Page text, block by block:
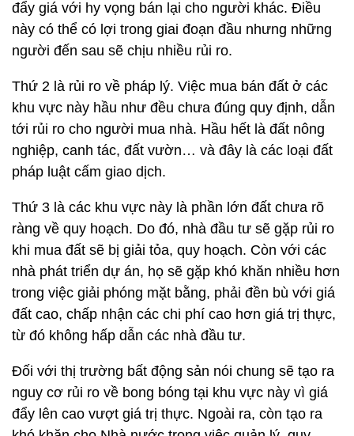
đẩy giá với hy vọng bán lại cho người khác. Điều
này có thể có lợi trong giai đoạn đầu nhưng những
người đến sau sẽ chịu nhiều rủi ro.
Thứ 2 là rủi ro về pháp lý. Việc mua bán đất ở các
khu vực này hầu như đều chưa đúng quy định, dẫn
tới rủi ro cho người mua nhà. Hầu hết là đất nông
nghiệp, canh tác, đất vườn… và đây là các loại đất
pháp luật cấm giao dịch.
Thứ 3 là các khu vực này là phần lớn đất chưa rõ
ràng về quy hoạch. Do đó, nhà đầu tư sẽ gặp rủi ro
khi mua đất sẽ bị giải tỏa, quy hoạch. Còn với các
nhà phát triển dự án, họ sẽ gặp khó khăn nhiều hơn
trong việc giải phóng mặt bằng, phải đền bù với giá
đất cao, chấp nhận các chi phí cao hơn giá trị thực,
từ đó không hấp dẫn các nhà đầu tư.
Đối với thị trường bất động sản nói chung sẽ tạo ra
nguy cơ rủi ro về bong bóng tại khu vực này vì giá
đẩy lên cao vượt giá trị thực. Ngoài ra, còn tạo ra